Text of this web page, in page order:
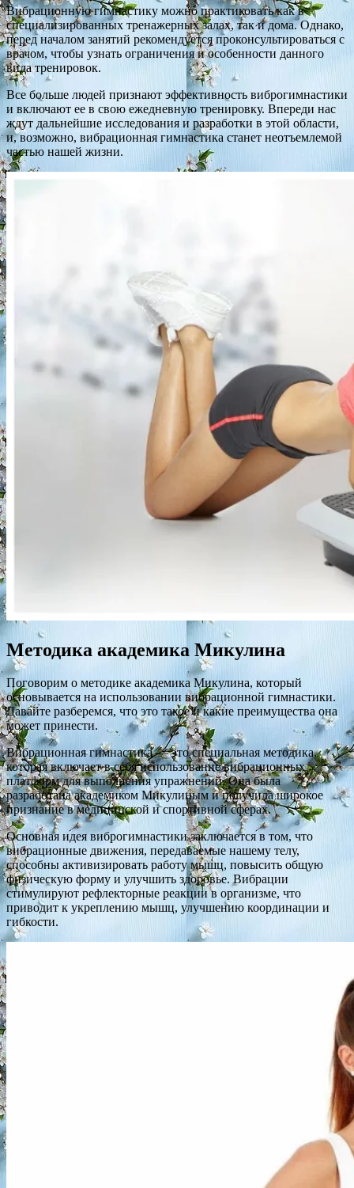
Вибрационную гимнастику можно практиковать как в
специализированных тренажерных залах, так и дома. Однако,
перед началом занятий рекомендуется проконсультироваться с
врачом, чтобы узнать ограничения и особенности данного
вида тренировок.
Все больше людей признают эффективность виброгимнастики
и включают ее в свою ежедневную тренировку. Впереди нас
ждут дальнейшие исследования и разработки в этой области,
и, возможно, вибрационная гимнастика станет неотъемлемой
частью нашей жизни.
Методика академика Микулина
Поговорим о методике академика Микулина, который
основывается на использовании вибрационной гимнастики.
Давайте разберемся, что это такое и какие преимущества она
может принести.
Вибрационная гимнастика — это специальная методика,
которая включает в себя использование вибрационных
платформ для выполнения упражнений. Она была
разработана академиком Микулиным и получила широкое
признание в медицинской и спортивной сферах.
Основная идея виброгимнастики заключается в том, что
вибрационные движения, передаваемые нашему телу,
способны активизировать работу мышц, повысить общую
физическую форму и улучшить здоровье. Вибрации
стимулируют рефлекторные реакции в организме, что
приводит к укреплению мышц, улучшению координации и
гибкости.